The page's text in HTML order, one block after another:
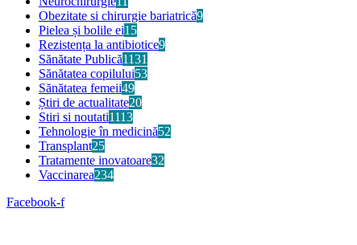
Obezitate si chirurgie bariatrică9
Pielea și bolile ei15
Rezistența la antibiotice9
Sănătate Publică1131
Sănătatea copilului53
Sănătatea femeii49
Știri de actualitate20
Stiri si noutati1113
Tehnologie în medicină52
Transplant25
Tratamente inovatoare32
Vaccinarea234
Facebook-f